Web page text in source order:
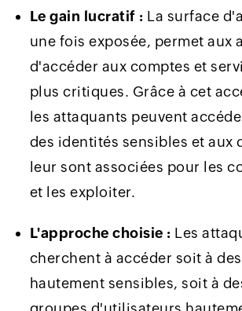
Le gain lucratif : La surface
une fois exposée, permet aux
d'accéder aux comptes et
plus critiques. Grâce à cet
les attaquants peuvent
des identités sensibles et aux
leur sont associées pour les
et les exploiter.
L'approche choisie : Les
cherchent à accéder soit à
hautement sensibles, soit à